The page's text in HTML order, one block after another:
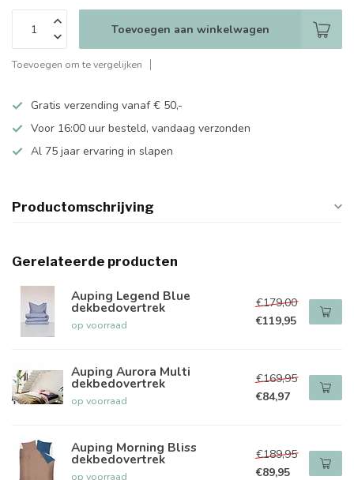
Toevoegen aan winkelwagen
Toevoegen om te vergelijken
Gratis verzending vanaf € 50,-
Voor 16:00 uur besteld, vandaag verzonden
Al 75 jaar ervaring in slapen
Productomschrijving
Gerelateerde producten
Auping Legend Blue
dekbedovertrek
op voorraad
€179,00
€119,95
Auping Aurora Multi
dekbedovertrek
op voorraad
€169,95
€84,97
Auping Morning Bliss
dekbedovertrek
op voorraad
€189,95
€89,95